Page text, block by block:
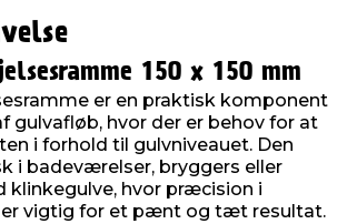
150 x 150 mm
er en praktisk komponent
gulvafløb, hvor der er behov for at
i forhold til gulvniveauet. Den
i badeværelser, bryggers eller
klinkegulve, hvor præcision i
er vigtig for et pænt og tæt resultat.